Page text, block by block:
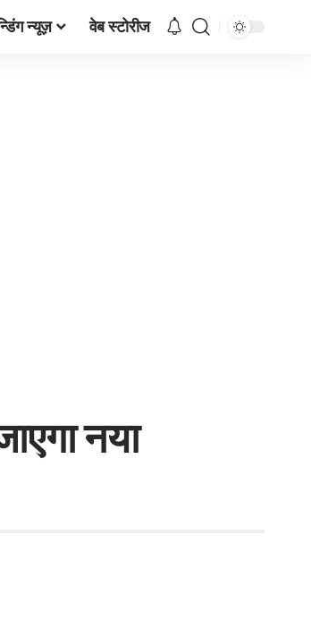
न्यूज़ वेब स्टोरीज
नया